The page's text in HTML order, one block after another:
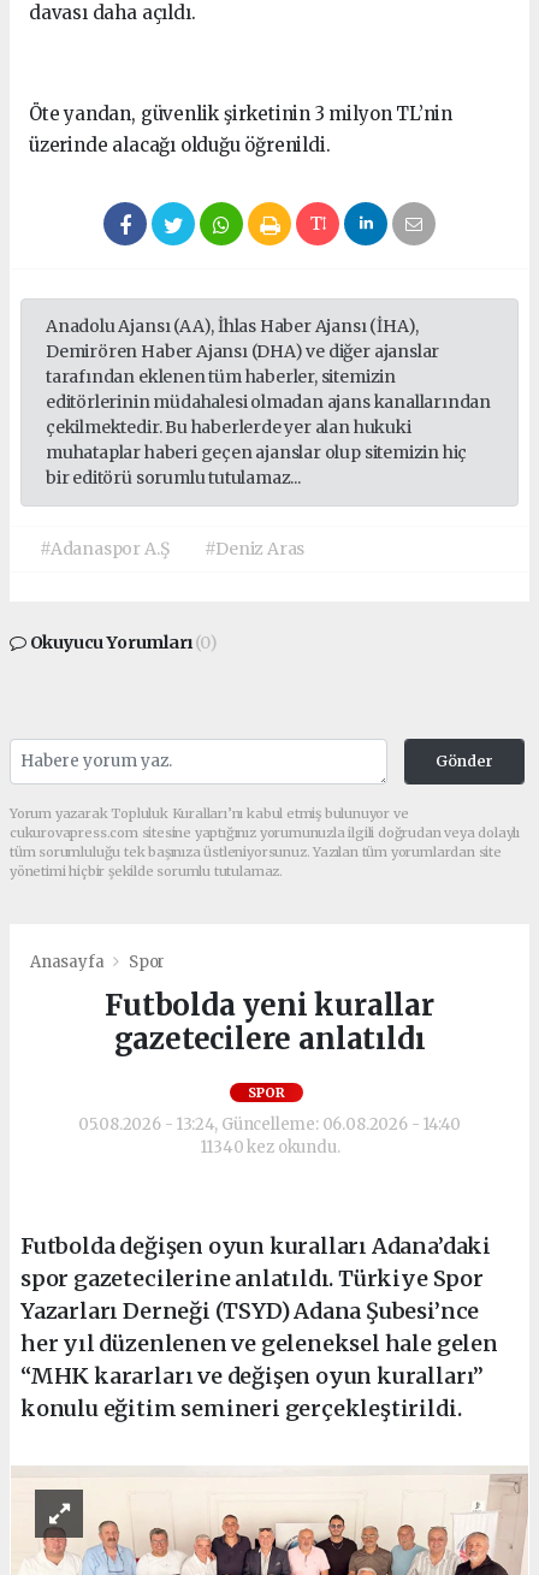
davası daha açıldı.
Öte yandan, güvenlik şirketinin 3 milyon TL’nin
üzerinde alacağı olduğu öğrenildi.
Anadolu Ajansı (AA), İhlas Haber Ajansı (İHA),
Demirören Haber Ajansı (DHA) ve diğer ajanslar
tarafından eklenen tüm haberler, sitemizin
editörlerinin müdahalesi olmadan ajans kanallarından
çekilmektedir. Bu haberlerde yer alan hukuki
muhataplar haberi geçen ajanslar olup sitemizin hiç
bir editörü sorumlu tutulamaz...
#Adanaspor A.Ş #Deniz Aras
Okuyucu Yorumları(0)
Gönder
Yorum yazarak Topluluk Kuralları’nı kabul etmiş bulunuyor ve
cukurovapress.com sitesine yaptığınız yorumunuzla ilgili doğrudan veya dolaylı
tüm sorumluluğu tek başınıza üstleniyorsunuz. Yazılan tüm yorumlardan site
yönetimi hiçbir şekilde sorumlu tutulamaz.
Anasayfa Spor
Futbolda yeni kurallar
gazetecilere anlatıldı
SPOR
05.08.2026 - 13:24, Güncelleme: 06.08.2026 - 14:40
11340 kez okundu.
Futbolda değişen oyun kuralları Adana’daki
spor gazetecilerine anlatıldı. Türkiye Spor
Yazarları Derneği (TSYD) Adana Şubesi’nce
her yıl düzenlenen ve geleneksel hale gelen
“MHK kararları ve değişen oyun kuralları”
konulu eğitim semineri gerçekleştirildi.